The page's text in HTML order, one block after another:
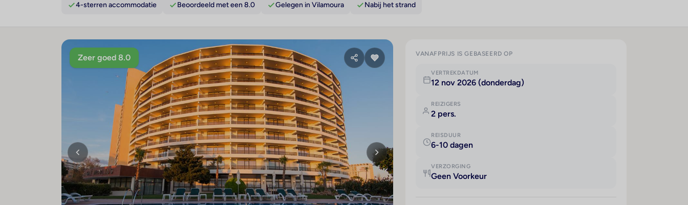
4-sterren accommodatie Beoordeeld met een 8.0 Gelegen in Vilamoura Nabij het strand
Zeer goed 8.0 VANAFPRIJS IS GEBASEERD OP
VERTREKDATUM
12 nov 2026 (donderdag)
REIZIGERS
2 pers.
REISDUUR
6-10 dagen
VERZORGING
Geen Voorkeur